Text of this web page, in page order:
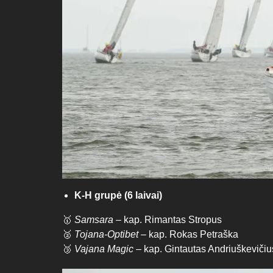
K-H grupė (6 laivai)
🥇 Samsara – kap. Rimantas Stropus
🥈 Tojana-Optibet– kap. Rokas Petraška
🥉 Vajana Magic – kap. Gintautas